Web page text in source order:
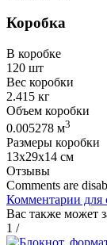
Коробка
В коробке
120 шт
Вес коробки
2.415 кг
Объем коробки
0.005278 м3
Размеры коробки
13х29х14 см
Отзывы
Comments are
Комментарии для
Вас также может
1 /